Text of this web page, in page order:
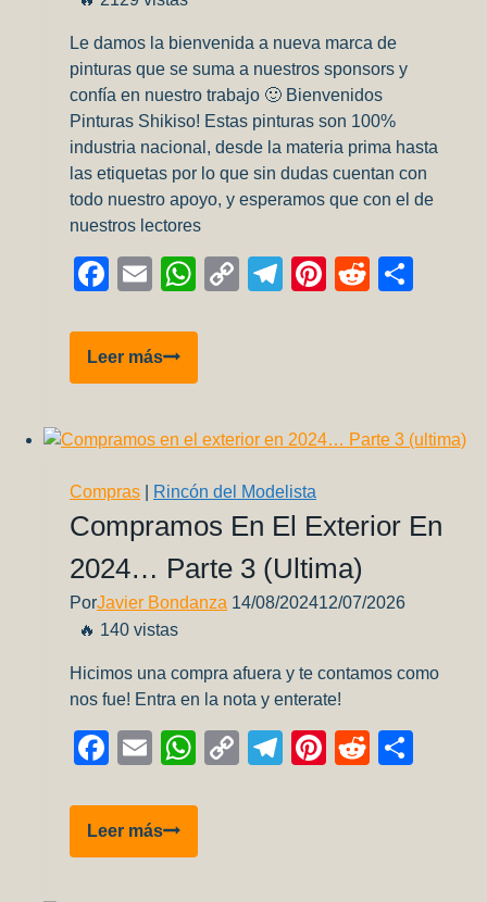
Le damos la bienvenida a nueva marca de
pinturas que se suma a nuestros sponsors y
confía en nuestro trabajo 🙂 Bienvenidos
Pinturas Shikiso! Estas pinturas son 100%
industria nacional, desde la materia prima hasta
las etiquetas por lo que sin dudas cuentan con
todo nuestro apoyo, y esperamos que con el de
nuestros lectores
Facebook
EmailWhatsApp
CopyTelegram
Pinterest
Reddit
Leer másNuevo
Sponsor!
Shikiso.
Compras Rincón del Modelista
Compramos En El Exterior En
2024… Parte 3 (ultima)
PorJavier Bondanza 14/08/202412/07/2026
🔥 140 vistas
Hicimos una compra afuera y te contamos como
nos fue! Entra en la nota y enterate!
Facebook
EmailWhatsApp
CopyTelegram
Pinterest
Reddit
Leer másCompramos
en